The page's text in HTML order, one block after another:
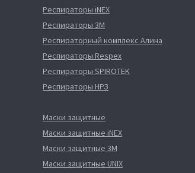
Респираторы iNEX
Респираторы 3М
Респираторный комплекс Алина
Респираторы Respex
Респираторы SPIROTEK
Респираторы НРЗ
Маски защитные
Маски защитные iNEX
Маски защитные 3М
Маски защитные UNIX